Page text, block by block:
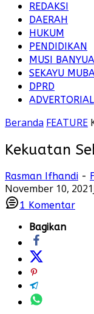
REDAKSI
DAERAH
HUKUM
PENDIDIKAN
MUSI
SEKAYU
DPRD
ADVERTORIAL
Beranda FEATURE
Kekuatan
Rasman Ifhandi -
November 10, 2021
1 Komentar
Bagikan